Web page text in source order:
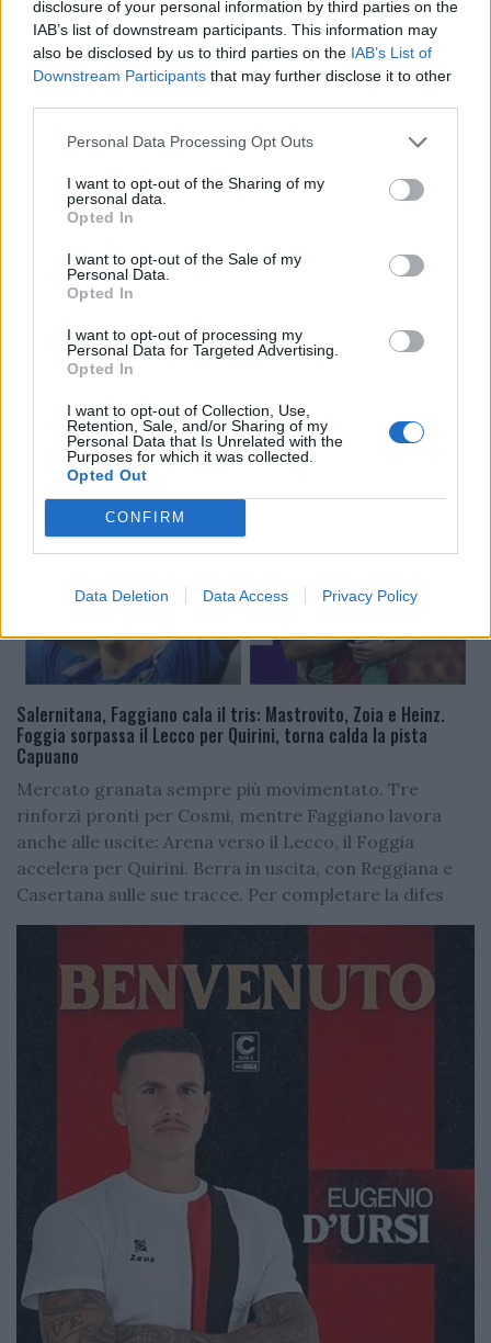
disclosure of your personal information by third parties on the
IAB’s list of downstream participants. This information may
also be disclosed by us to third parties on the IAB’s List of
Downstream Participants that may further disclose it to other
Personal Data Processing Opt Outs
I want to opt-out of the Sharing of my
personal data.
Opted In
I want to opt-out of the Sale of my
Personal Data.
Opted In
I want to opt-out of processing my
Personal Data for Targeted Advertising.
Opted In
I want to opt-out of Collection, Use,
Retention, Sale, and/or Sharing of my
Personal Data that Is Unrelated with the
Purposes for which it was collected.
Opted Out
CONFIRM
Data Deletion Data Access Privacy Policy
← 9 10 11 12 13 14 15 16 17
19
→
🔥 Trending
Salernitana, Faggiano cala il tris: Mastrovito, Zoia e Heinz.
Foggia sorpassa il Lecco per Quirini, torna calda la pista
Capuano
Mercato granata sempre più movimentato. Tre
rinforzi pronti per Cosmi, mentre Faggiano lavora
anche alle uscite: Arena verso il Lecco, il Foggia
accelera per Quirini. Berra in uscita, con Reggiana e
Casertana sulle sue tracce. Per completare la difes